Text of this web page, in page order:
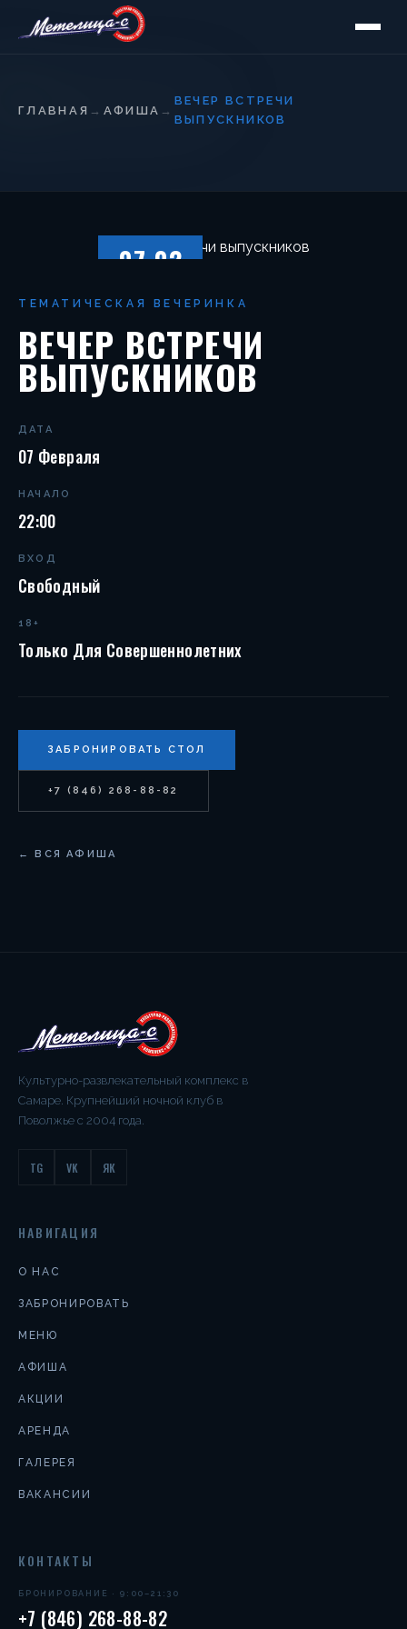
ГЛАВНАЯ → АФИША →
ВЕЧЕР ВСТРЕЧИ
ВЫПУСКНИКОВ
07.02
ТЕМАТИЧЕСКАЯ ВЕЧЕРИНКА
ВЕЧЕР ВСТРЕЧИ
ВЫПУСКНИКОВ
ДАТА
07 Февраля
НАЧАЛО
22:00
ВХОД
Свободный
18+
Только Для Совершеннолетних
ЗАБРОНИРОВАТЬ СТОЛ
+7 (846) 268-88-82
← ВСЯ АФИША
Культурно-развлекательный комплекс в
Самаре. Крупнейший ночной клуб в
Поволжье с 2004 года.
TG VK ЯК
НАВИГАЦИЯ
О НАС
ЗАБРОНИРОВАТЬ
МЕНЮ
АФИША
АКЦИИ
АРЕНДА
ГАЛЕРЕЯ
ВАКАНСИИ
КОНТАКТЫ
БРОНИРОВАНИЕ · 9:00–21:30
+7 (846) 268-88-82